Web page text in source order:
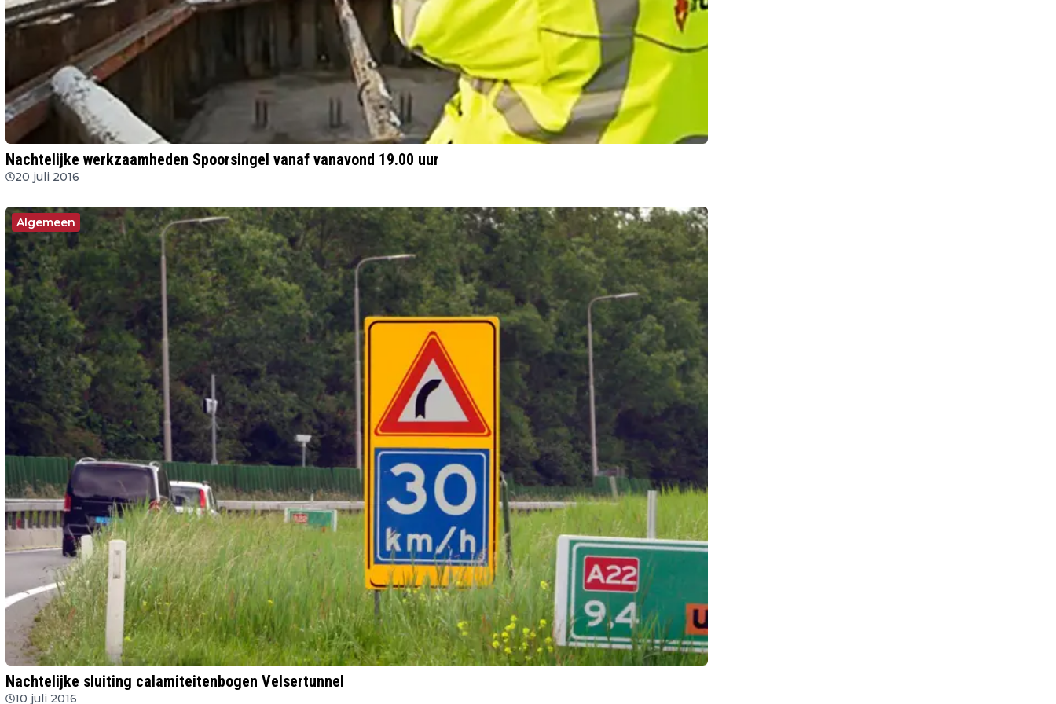
Nachtelijke werkzaamheden Spoorsingel vanaf vanavond 19.00 uur
20 juli 2016
Algemeen
Nachtelijke sluiting calamiteitenbogen Velsertunnel
10 juli 2016